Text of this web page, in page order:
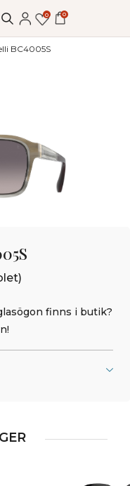
0 0
BC4005S
finns i butik?